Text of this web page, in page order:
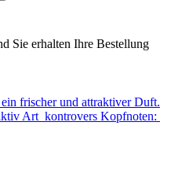
Sie erhalten Ihre Bestellung
frischer und attraktiver Duft.
Art kontrovers Kopfnoten: